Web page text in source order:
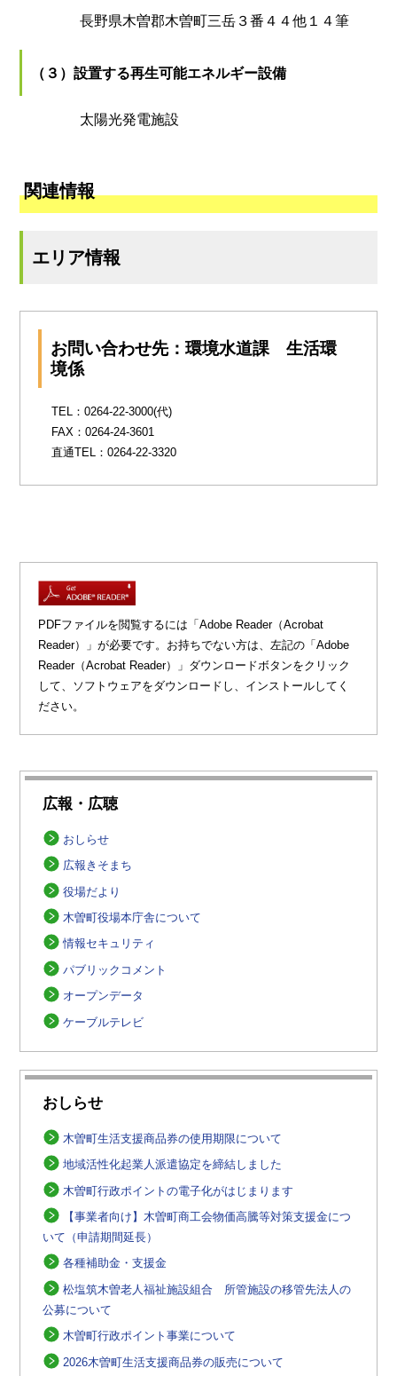
広報・広聴
おしらせ
広報きそまち
役場だより
木曽町役場本庁舎について
情報セキュリティ
パブリックコメント
オープンデータ
ケーブルテレビ
おしらせ
木曽町生活支援商品券の使用期限について
地域活性化起業人派遣協定を締結しました
木曽町行政ポイントの電子化がはじまります
【事業者向け】木曽町商工会物価高騰等対策支援金につ
いて（申請期間延長）
各種補助金・支援金
松塩筑木曽老人福祉施設組合 所管施設の移管先法人の
公募について
木曽町行政ポイント事業について
2026木曽町生活支援商品券の販売について
長野県木曽郡木曽町三岳３番４４他１４筆
（３）設置する再生可能エネルギー設備
太陽光発電施設
関連情報
エリア情報
お問い合わせ先：環境水道課 生活環
境係
TEL：0264-22-3000(代)
FAX：0264-24-3601
直通TEL：0264-22-3320
PDFファイルを閲覧するには「Adobe Reader（Acrobat
Reader）」が必要です。お持ちでない方は、左記の「Adobe
Reader（Acrobat Reader）」ダウンロードボタンをクリック
して、ソフトウェアをダウンロードし、インストールしてく
ださい。